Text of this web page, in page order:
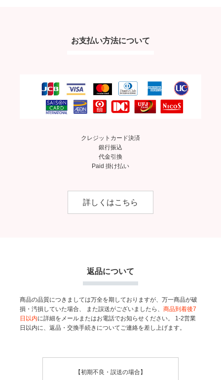
お支払い方法について
クレジットカード決済
銀行振込
代金引換
Paid 掛け払い
詳しくはこちら
返品について
商品の品質につきましては万全を期しておりますが、万一商品が破
損・汚損していた場合、
また誤送がございましたら、商品到着後7
日以内に詳細をメールまたはお電話でお知らせください。
1-2営業
日以内に、返品・交換手続きについてご連絡を差し上げます。
【初期不良・誤送の場合】